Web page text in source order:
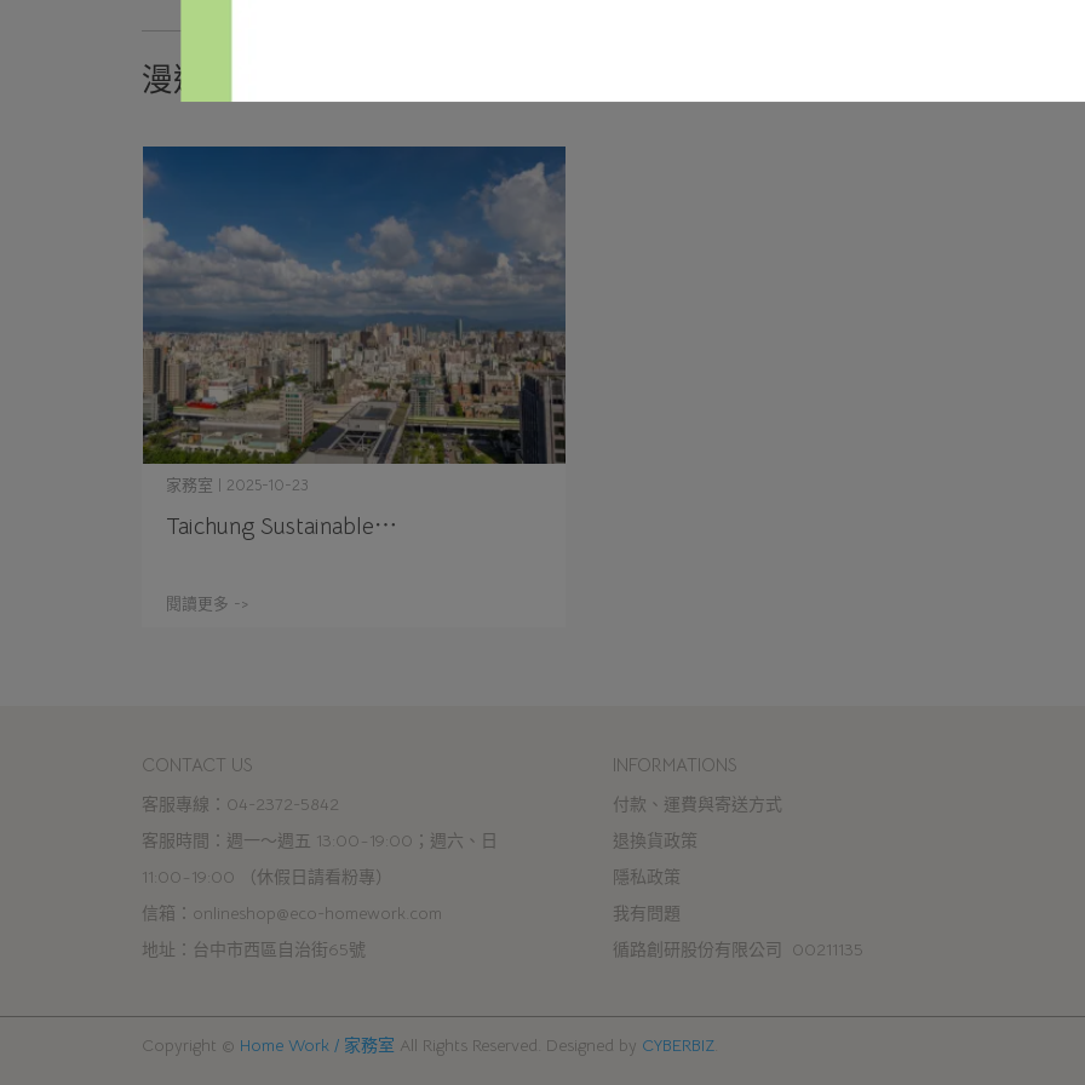
漫遊台中
家務室 | 2025-10-23
Taichung Sustainable⋯
閱讀更多 ->
CONTACT US
客服專線：04-2372-5842
客服時間：週一～週五 13:00~19:00；週六、日
11:00~19:00 （休假日請看粉專）
信箱：onlineshop@eco-homework.com
地址：台中市西區自治街65號
INFORMATIONS
付款、運費與寄送方式
退換貨政策
隱私政策
我有問題
循路創研股份有限公司  00211135
Copyright © Home Work / 家務室 All Rights Reserved. Designed by CYBERBIZ